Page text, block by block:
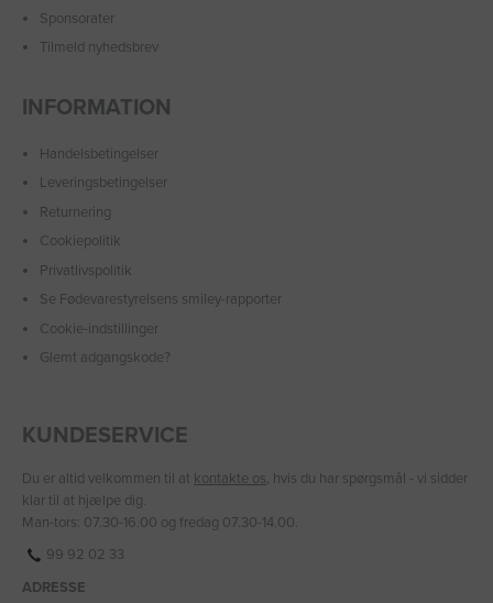
Sponsorater
Tilmeld nyhedsbrev
INFORMATION
Handelsbetingelser
Leveringsbetingelser
Returnering
Cookiepolitik
Privatlivspolitik
Se Fødevarestyrelsens smiley-rapporter
Cookie-indstillinger
Glemt adgangskode?
KUNDESERVICE
Du er altid velkommen til at kontakte os, hvis du har spørgsmål - vi sidder
klar til at hjælpe dig.
Man-tors: 07.30-16.00 og fredag 07.30-14.00.
99 92 02 33
ADRESSE